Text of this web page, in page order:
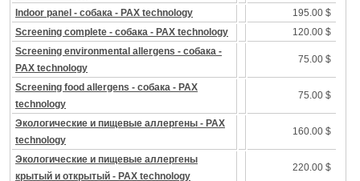
Indoor panel - собака - PAX technology
195.00 $
Screening complete - собака - PAX technology
120.00 $
Screening environmental allergens - собака -
PAX technology
75.00 $
Screening food allergens - собака - PAX
technology
75.00 $
Экологические и пищевые аллергены - PAX
technology
160.00 $
Экологические и пищевые аллергены
крытый и открытый - PAX technology
220.00 $